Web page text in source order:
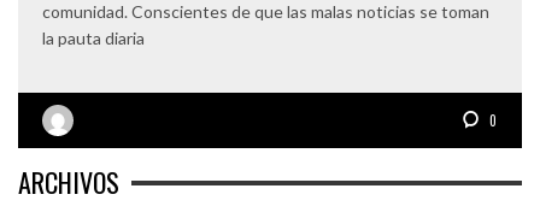
comunidad. Conscientes de que las malas noticias se toman
la pauta diaria
0
ARCHIVOS